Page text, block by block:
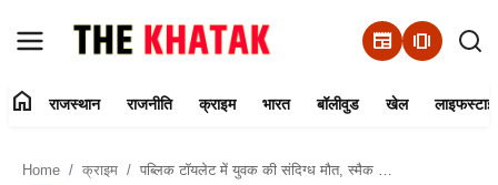
newspaper amp_stories
home राजस्थान राजनीति क्राइम भारत बॉलीवुड खेल
Home क्राइम पब्लिक टॉयलेट में युवक की संदिग्ध मौत, स्मैक और नशे के इंजेक्शन मिले... नशे के खिलाफ थाने का घेराव